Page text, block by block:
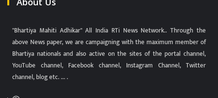
"Bhartiya Mahiti Adhikar" All India RTi News Network.. Through the
above News paper, we are campaigning with the maximum member of
Bhartiya nationals and also active on the sites of the portal channel,
YouTube channel, Facebook channel, Instagram Channel, Twitter
channel, blog etc. ... .